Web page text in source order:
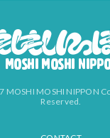
MOSHI MOSHI NIPPON
Reserved.